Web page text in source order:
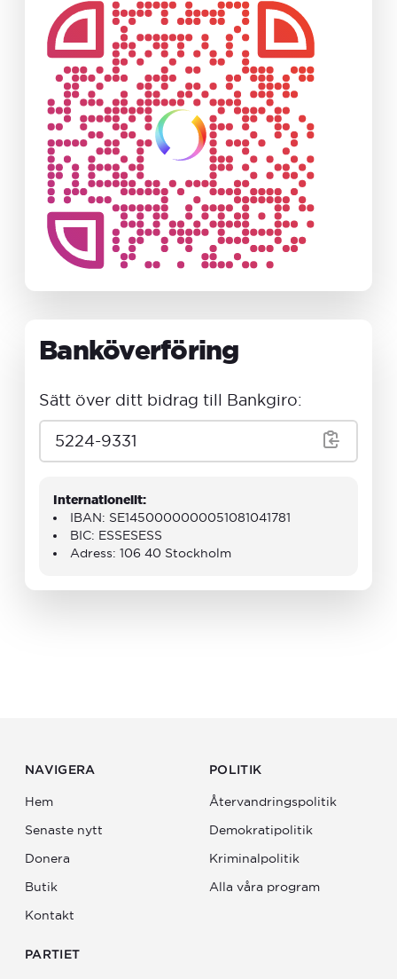
Banköverföring
Sätt över ditt bidrag till Bankgiro:
5224-9331
Internationellt:
IBAN: SE1450000000051081041781
BIC: ESSESESS
Adress: 106 40 Stockholm
NAVIGERA
Hem
Senaste nytt
Donera
Butik
Kontakt
POLITIK
Återvandrings­politik
Demokratipolitik
Kriminalpolitik
Alla våra program
PARTIET